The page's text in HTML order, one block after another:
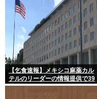
【乞食速報】メキシコ麻薬カル
テルのリーダーの情報提供で39
億円急げ！